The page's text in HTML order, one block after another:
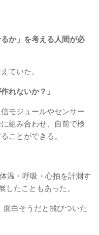
か」を考える人間が必
ていた。
れないか？」
モジュールやセンサー
組み合わせ、自前で検
ことができる。
温・呼吸・心拍を計測す
したこともあった。
面白そうだと飛びついた